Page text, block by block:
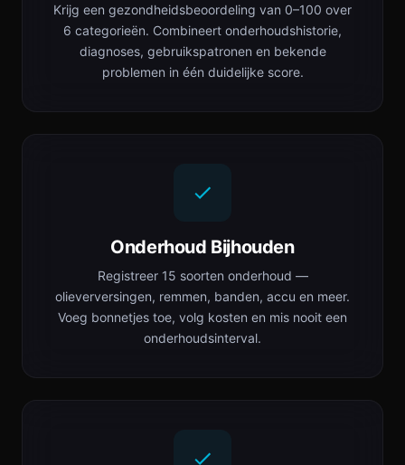
Krijg een gezondheidsbeoordeling van 0–100 over
6 categorieën. Combineert onderhoudshistorie,
diagnoses, gebruikspatronen en bekende
problemen in één duidelijke score.
Onderhoud Bijhouden
Registreer 15 soorten onderhoud —
olieverversingen, remmen, banden, accu en meer.
Voeg bonnetjes toe, volg kosten en mis nooit een
onderhoudsinterval.